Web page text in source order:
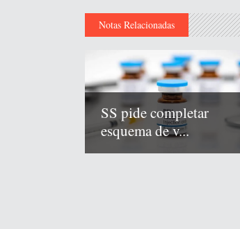
Notas Relacionadas
SS pide completar
esquema de v...